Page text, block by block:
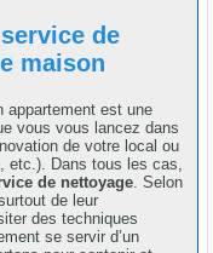
de
maison
appartement est une
vous vous lancez dans
de votre local ou
etc.). Dans tous les cas,
de nettoyage . Selon
de leur
des techniques
se servir d’un